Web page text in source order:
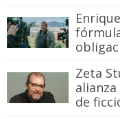
Zeta
de